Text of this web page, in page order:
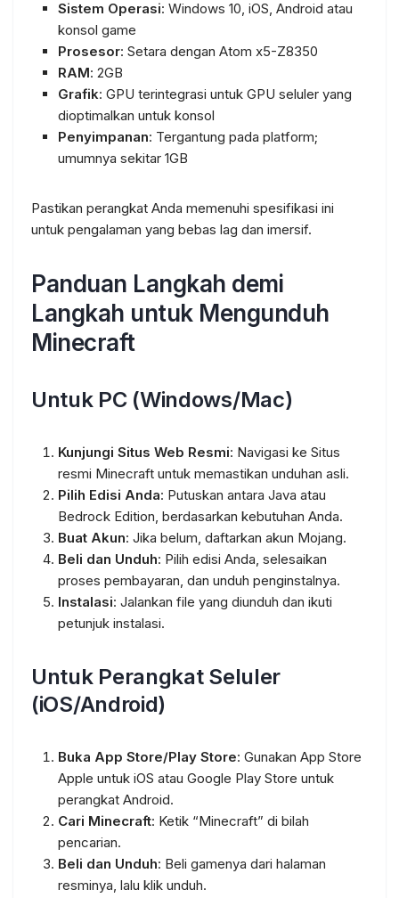
Sistem Operasi: Windows 10, iOS, Android atau
konsol game
Prosesor: Setara dengan Atom x5-Z8350
RAM: 2GB
Grafik: GPU terintegrasi untuk GPU seluler yang
dioptimalkan untuk konsol
Penyimpanan: Tergantung pada platform;
umumnya sekitar 1GB
Pastikan perangkat Anda memenuhi spesifikasi ini
untuk pengalaman yang bebas lag dan imersif.
Panduan Langkah demi
Langkah untuk Mengunduh
Minecraft
Untuk PC (Windows/Mac)
Kunjungi Situs Web Resmi: Navigasi ke Situs
resmi Minecraft untuk memastikan unduhan asli.
Pilih Edisi Anda: Putuskan antara Java atau
Bedrock Edition, berdasarkan kebutuhan Anda.
Buat Akun: Jika belum, daftarkan akun Mojang.
Beli dan Unduh: Pilih edisi Anda, selesaikan
proses pembayaran, dan unduh penginstalnya.
Instalasi: Jalankan file yang diunduh dan ikuti
petunjuk instalasi.
Untuk Perangkat Seluler
(iOS/Android)
Buka App Store/Play Store: Gunakan App Store
Apple untuk iOS atau Google Play Store untuk
perangkat Android.
Cari Minecraft: Ketik “Minecraft” di bilah
pencarian.
Beli dan Unduh: Beli gamenya dari halaman
resminya, lalu klik unduh.